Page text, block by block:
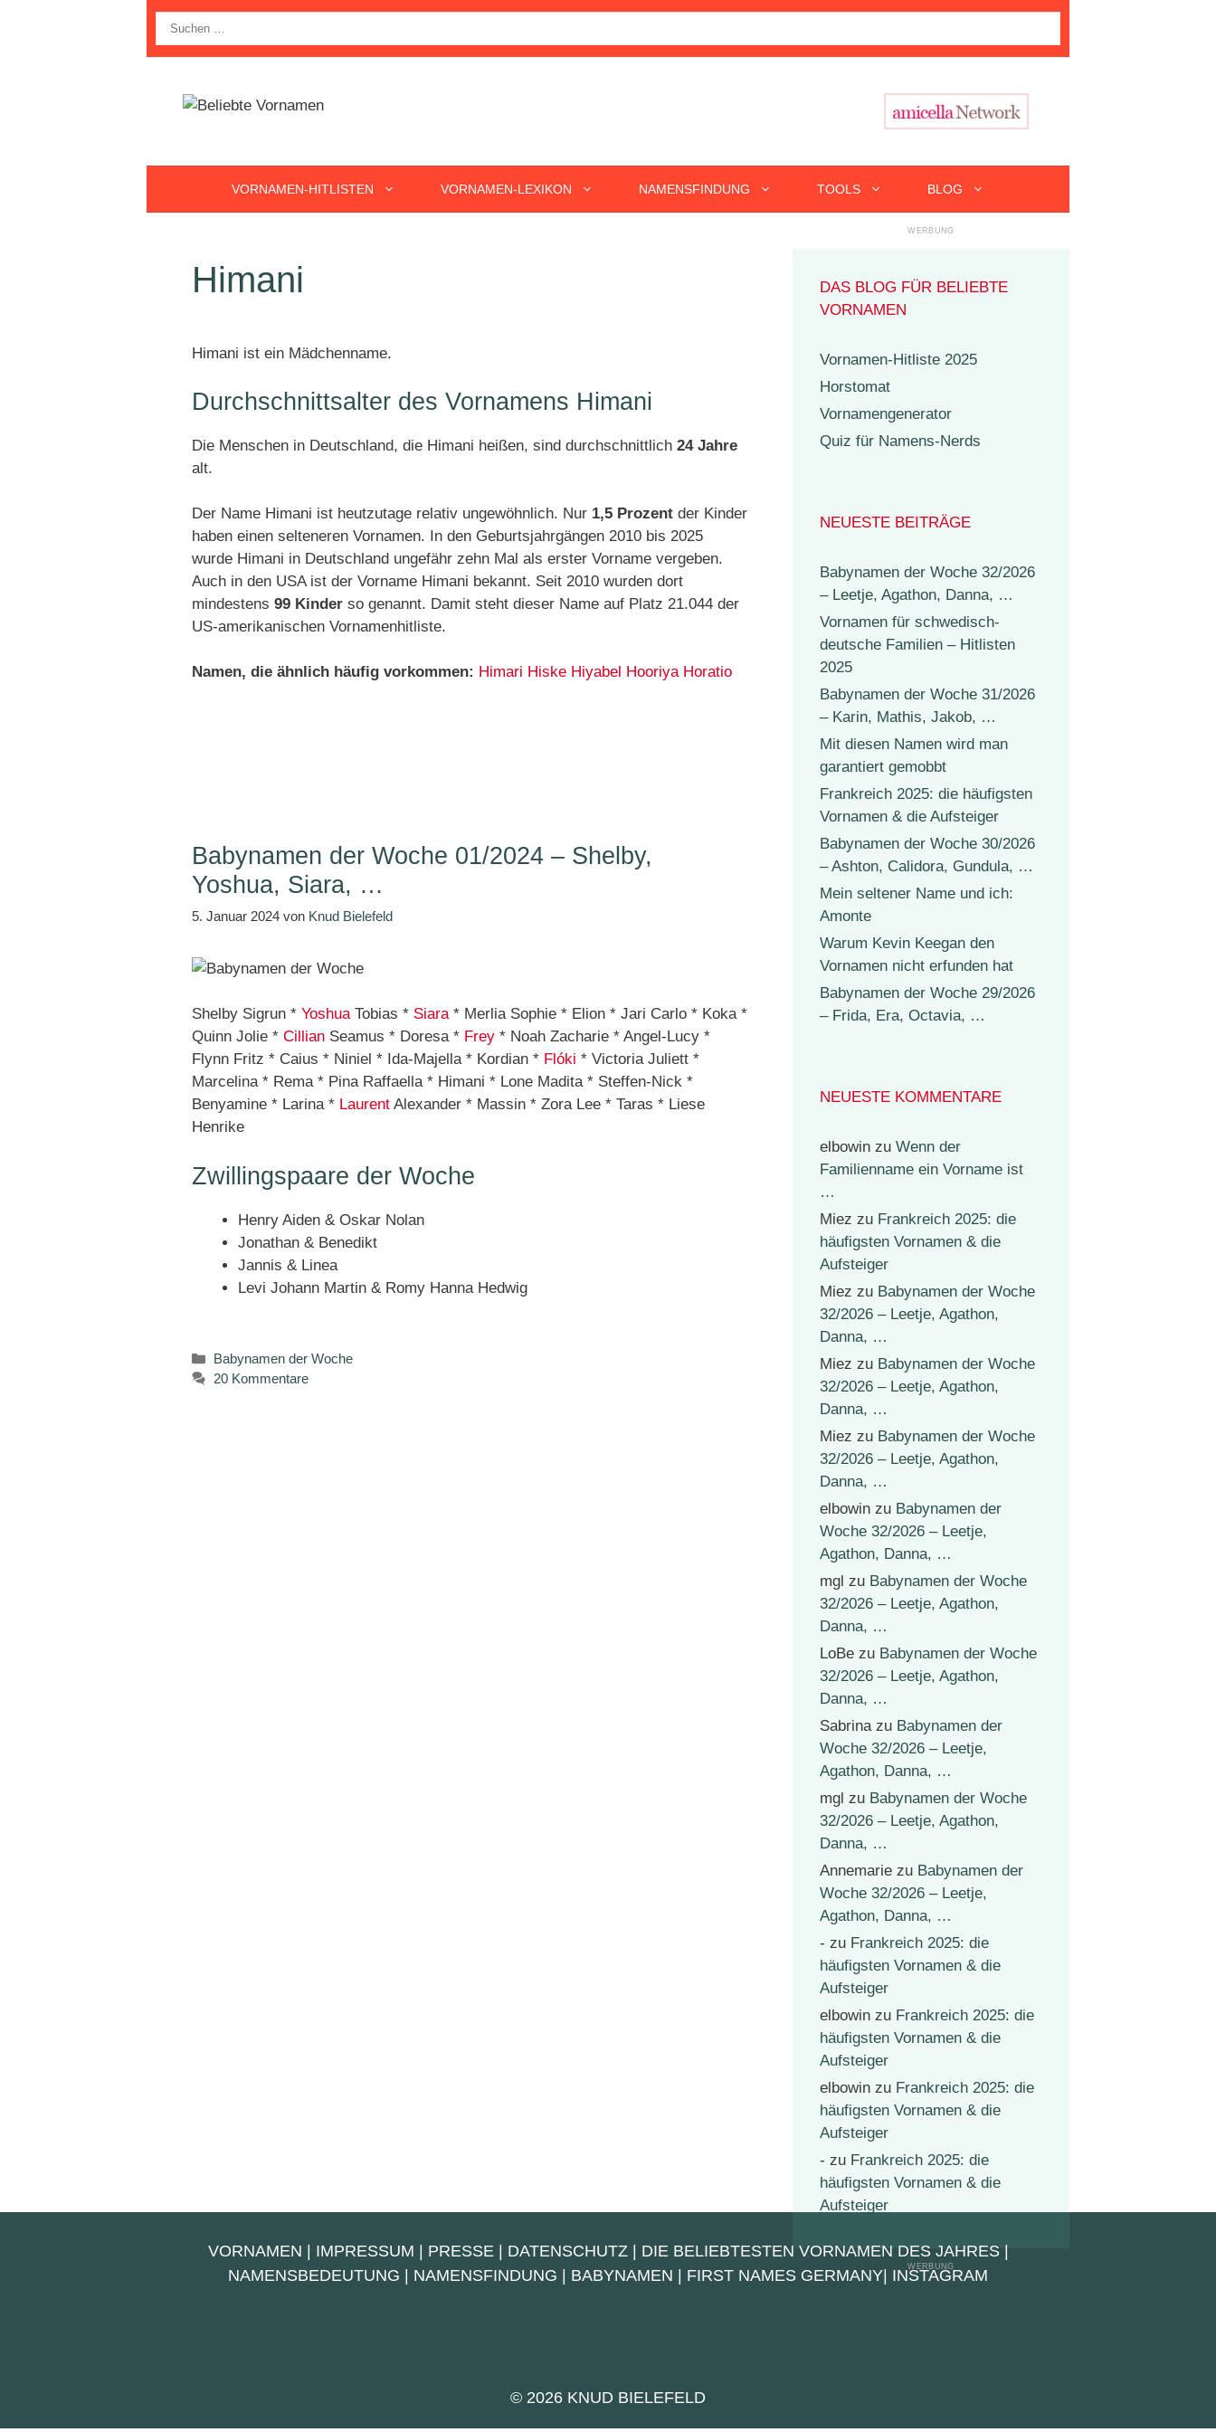
nach:
VORNAMEN-HITLISTEN VORNAMEN-LEXIKON NAMENSFINDUNG TOOLS BLOG
Himani
Himani ist ein Mädchenname.
Durchschnittsalter des Vornamens Himani
Die Menschen in Deutschland, die Himani heißen, sind durchschnittlich 24 Jahre
alt.
Der Name Himani ist heutzutage relativ ungewöhnlich. Nur 1,5 Prozent der Kinder
haben einen selteneren Vornamen. In den Geburtsjahrgängen 2010 bis 2025
wurde Himani in Deutschland ungefähr zehn Mal als erster Vorname vergeben.
Auch in den USA ist der Vorname Himani bekannt. Seit 2010 wurden dort
mindestens 99 Kinder so genannt. Damit steht dieser Name auf Platz 21.044 der
US-amerikanischen Vornamenhitliste.
Namen, die ähnlich häufig vorkommen: Himari Hiske Hiyabel Hooriya Horatio
Babynamen der Woche 01/2024 – Shelby,
Yoshua, Siara, …
5. Januar 2024 von Knud Bielefeld
Shelby Sigrun * YoshuaTobias * Siara* Merlia Sophie * Elion * Jari Carlo * Koka *
Quinn Jolie * Cillian Seamus * Doresa * Frey * Noah Zacharie * Angel-Lucy *
Flynn Fritz * Caius * Niniel * Ida-Majella * Kordian * Flóki * Victoria Juliett *
Marcelina * Rema * Pina Raffaella * Himani * Lone Madita * Steffen-Nick *
Benyamine * Larina * Laurent Alexander * Massin * Zora Lee * Taras * Liese
Henrike
Zwillingspaare der Woche
Henry Aiden & Oskar Nolan
Jonathan & Benedikt
Jannis & Linea
Levi Johann Martin & Romy Hanna Hedwig
Kategorien
Babynamen der Woche
20 Kommentare
DAS BLOG FÜR BELIEBTE
VORNAMEN
Vornamen-Hitliste 2025
Horstomat
Vornamengenerator
Quiz für Namens-Nerds
NEUESTE BEITRÄGE
Babynamen der Woche 32/2026
– Leetje, Agathon, Danna, …
Vornamen für schwedisch-
deutsche Familien – Hitlisten
2025
Babynamen der Woche 31/2026
– Karin, Mathis, Jakob, …
Mit diesen Namen wird man
garantiert gemobbt
Frankreich 2025: die häufigsten
Vornamen & die Aufsteiger
Babynamen der Woche 30/2026
– Ashton, Calidora, Gundula, …
Mein seltener Name und ich:
Amonte
Warum Kevin Keegan den
Vornamen nicht erfunden hat
Babynamen der Woche 29/2026
– Frida, Era, Octavia, …
NEUESTE KOMMENTARE
elbowin zu Wenn der
Familienname ein Vorname ist
…
Miez zu Frankreich 2025: die
häufigsten Vornamen & die
Aufsteiger
Miez zu Babynamen der Woche
32/2026 – Leetje, Agathon,
Danna, …
Miez zu Babynamen der Woche
32/2026 – Leetje, Agathon,
Danna, …
Miez zu Babynamen der Woche
32/2026 – Leetje, Agathon,
Danna, …
elbowin zu Babynamen der
Woche 32/2026 – Leetje,
Agathon, Danna, …
mgl zu Babynamen der Woche
32/2026 – Leetje, Agathon,
Danna, …
LoBe zu Babynamen der Woche
32/2026 – Leetje, Agathon,
Danna, …
Sabrinazu Babynamen der
Woche 32/2026 – Leetje,
Agathon, Danna, …
mgl zu Babynamen der Woche
32/2026 – Leetje, Agathon,
Danna, …
Annemarie zu Babynamen der
Woche 32/2026 – Leetje,
Agathon, Danna, …
- zu Frankreich 2025: die
häufigsten Vornamen & die
Aufsteiger
elbowin zu Frankreich 2025: die
häufigsten Vornamen & die
Aufsteiger
elbowin zu Frankreich 2025: die
häufigsten Vornamen & die
Aufsteiger
- zu Frankreich 2025: die
häufigsten Vornamen & die
Aufsteiger
VORNAMEN IMPRESSUM PRESSE| DATENSCHUTZ| DIE BELIEBTESTEN VORNAMEN DES JAHRES|
NAMENSBEDEUTUNG
NAMENSFINDUNG BABYNAMEN FIRST NAMES GERMANY INSTAGRAM
© 2026 KNUD BIELEFELD